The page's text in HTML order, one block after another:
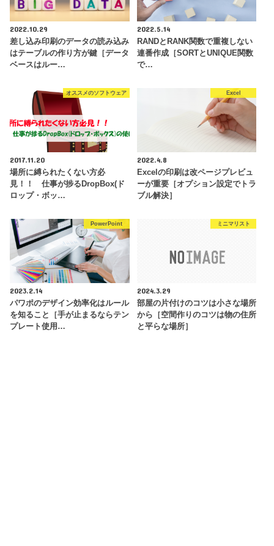
2022.10.29
差し込み印刷のデータの読み込み
はテーブルの作り方が鍵［データ
ベースはルー…
2022.5.14
RANDとRANK関数で重複しない
連番作成［SORTとUNIQUE関数
で…
オススメのソフトウェア
2017.11.20
場所に縛られたくない方必
見！！ 仕事が捗るDropBox(ド
ロップ・ボッ…
Excel
2022.4.8
Excelの印刷は改ページプレビュ
ーが重要［オプション設定でトラ
ブル解決］
PowerPoint
2023.2.14
パワポのデザイン効率化はルール
を知ること［手が止まるならテン
プレート使用…
ミニマリスト
2024.3.29
部屋の片付けのコツは小さな場所
から［空間作りのコツは物の住所
と平らな場所］